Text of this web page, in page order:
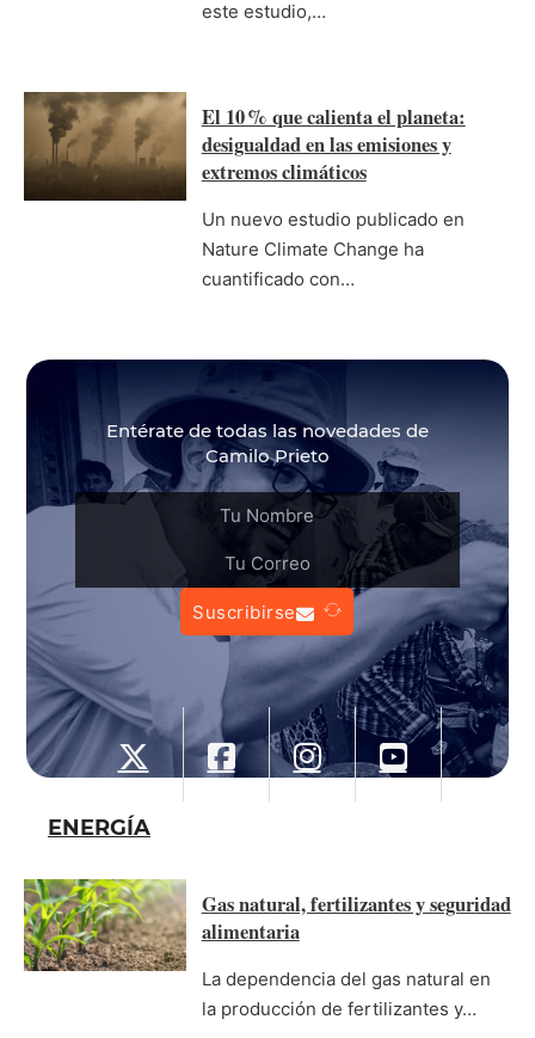
este estudio,…
El 10 % que calienta el planeta:
desigualdad en las emisiones y
extremos climáticos
Un nuevo estudio publicado en
Nature Climate Change ha
cuantificado con…
Entérate de todas las novedades de
Camilo Prieto
Suscribirse
ENERGÍA
Gas natural, fertilizantes y seguridad
alimentaria
La dependencia del gas natural en
la producción de fertilizantes y…